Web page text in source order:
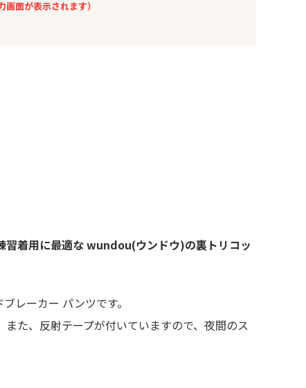
面が表示されます）
習着用に最適な wundou(ウンドウ)の裏トリコッ
レーカー パンツです。
た、反射テープが付いていますので、夜間のス